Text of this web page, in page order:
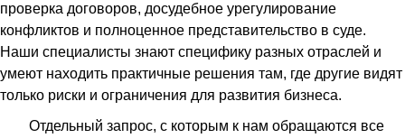
проверка договоров, досудебное урегулирование
конфликтов и полноценное представительство в суде.
Наши специалисты знают специфику разных отраслей и
умеют находить практичные решения там, где другие видят
только риски и ограничения для развития бизнеса.
Отдельный запрос, с которым к нам обращаются все